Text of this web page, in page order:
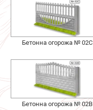
Бетонна огорожа № 02С
Бетонна огорожа № 02В